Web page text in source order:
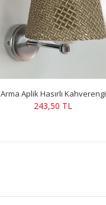
Arma Aplik Hasırlı Kahverengi
243,50 TL